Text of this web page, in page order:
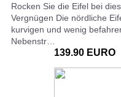
Rocken Sie die Eifel bei
Vergnügen Die nördliche
kurvigen und wenig
Nebenstr…
139.90 EURO